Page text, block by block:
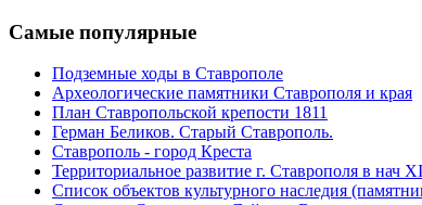
Самые популярные
Подземные ходы в Ставрополе
Археологические памятники Ставрополя и края
План Ставропольской крепости 1811
Герман Беликов. Старый Ставрополь.
Ставрополь - город Креста
Территориальное развитие г. Ставрополя в нач
Список объектов культурного наследия